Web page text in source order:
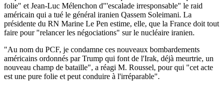
folie" et Jean-Luc Mélenchon d"'escalade irresponsable" le raid
américain qui a tué le général iranien Qassem Soleimani. La
présidente du RN Marine Le Pen estime, elle, que la France doit tout
faire pour "relancer les négociations" sur le nucléaire iranien.
"Au nom du PCF, je condamne ces nouveaux bombardements
américains ordonnés par Trump qui font de l'Irak, déjà meurtrie, un
nouveau champ de bataille", a réagi M. Roussel, pour qui "cet acte
est une pure folie et peut conduire à l'irréparable".